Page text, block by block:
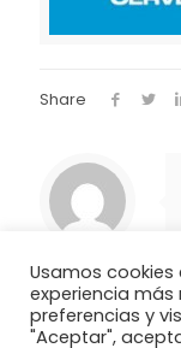
Share
Usamos
experiencia
preferencias y
"Aceptar",